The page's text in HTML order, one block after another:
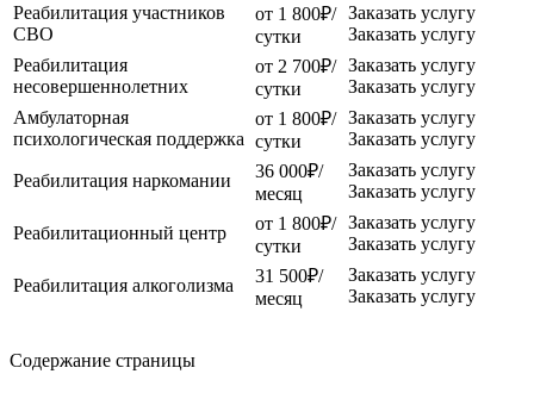
Реабилитация участников
СВО
от 1 800₽/
сутки
Заказать услугу
Заказать услугу
Реабилитация
несовершеннолетних
от 2 700₽/
сутки
Заказать услугу
Заказать услугу
Амбулаторная
психологическая поддержка
от 1 800₽/
сутки
Заказать услугу
Заказать услугу
Реабилитация наркомании
36 000₽/
месяц
Заказать услугу
Заказать услугу
Реабилитационный центр
от 1 800₽/
сутки
Заказать услугу
Заказать услугу
Реабилитация алкоголизма
31 500₽/
месяц
Заказать услугу
Заказать услугу
Содержание страницы